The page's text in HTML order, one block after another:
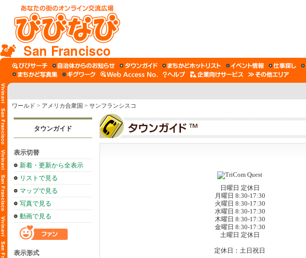
San Francisco
ワールド > アメリカ合衆国 > サンフランシスコ
タウンガイド
表示切替
新着・更新から全表示
リストで見る
マップで見る
写真で見る
動画で見る
表示形式
日曜日 定休日
月曜日 8:30-17:30
火曜日 8:30-17:30
水曜日 8:30-17:30
木曜日 8:30-17:30
金曜日 8:30-17:30
土曜日 定休日
定休日：土日祝日